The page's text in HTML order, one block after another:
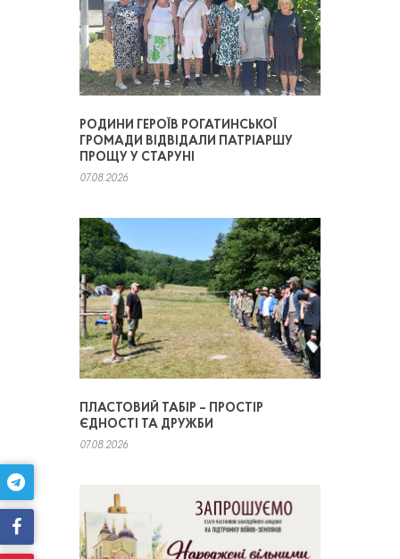
РОДИНИ ГЕРОЇВ РОГАТИНСЬКОЇ
ГРОМАДИ ВІДВІДАЛИ ПАТРІАРШУ
ПРОЩУ У СТАРУНІ
07.08.2026
ПЛАСТОВИЙ ТАБІР – ПРОСТІР
ЄДНОСТІ ТА ДРУЖБИ
07.08.2026